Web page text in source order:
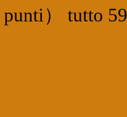
punti ） tutto